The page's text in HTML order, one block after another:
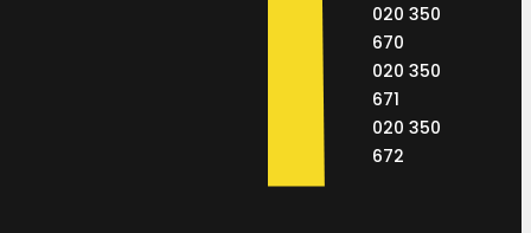
020 350
670
020 350
671
020 350
672